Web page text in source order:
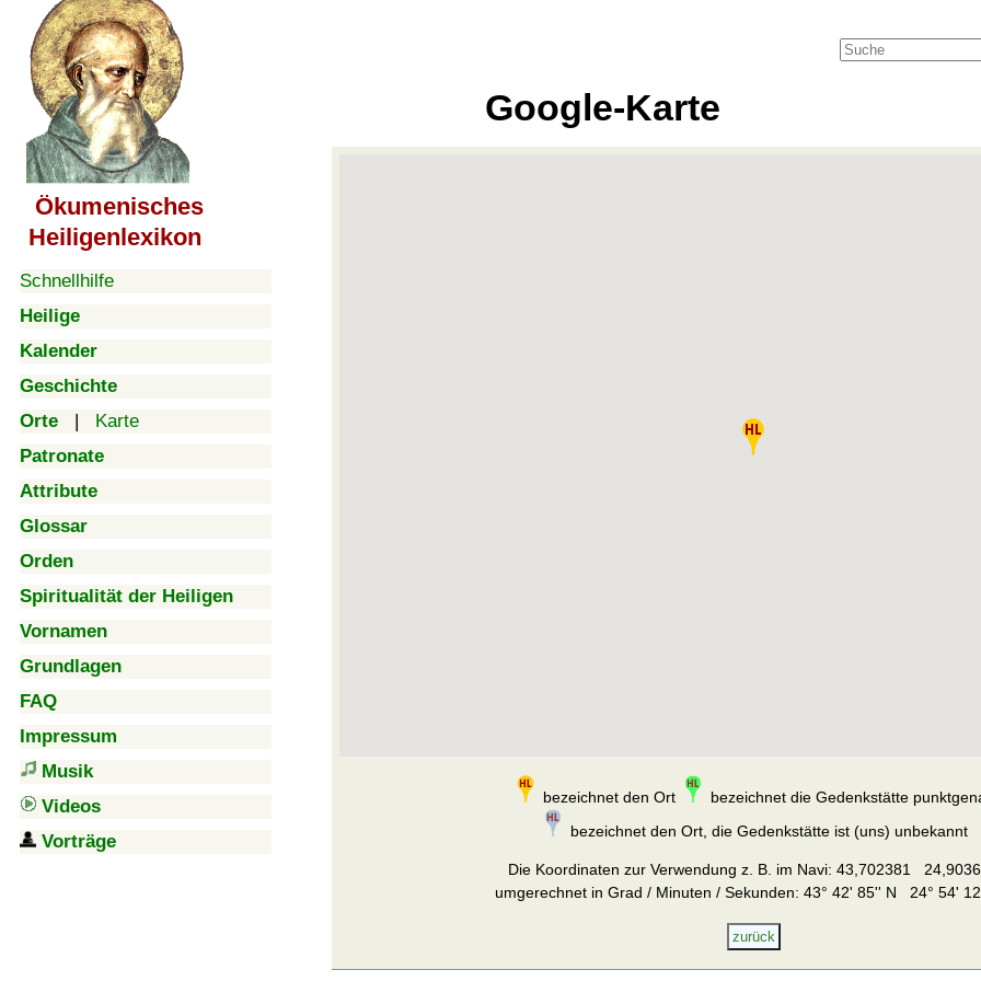
Ökumenisches
Heiligenlexikon
Schnellhilfe
Heilige
Kalender
Geschichte
Orte | Karte
Patronate
Attribute
Glossar
Orden
Spiritualität der Heiligen
Vornamen
Grundlagen
FAQ
Impressum
Musik
Videos
Vorträge
Google-Karte
bezeichnet den Ort
bezeichnet die Gedenkstätte
bezeichnet den Ort, die Gedenkstätte ist (uns) unbekannt
Die Koordinaten zur Verwendung z. B. im Navi: 43,702381
umgerechnet in Grad / Minuten / Sekunden: 43° 42' 85'' N 24° 54'